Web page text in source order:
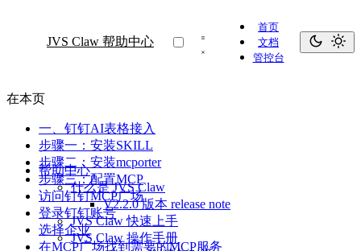
JVS Claw 帮助中心
首页
文档
管控台
帮助中心
什么是 JVS Claw
V2.2.0 版本 release note
JVS Claw 快速上手
JVS Claw 操作手册
在本页
一、钉钉AI表格接入
步骤一：安装SKILL
步骤二：安装mcporter
步骤三：配置MCP
访问钉钉MCP广场
登录钉钉账号
选择企业
在MCP广场找到需要的MCP服务